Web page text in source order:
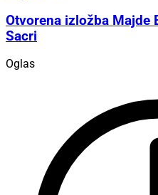
Otvorena izložba Majde
Sacri
Oglas